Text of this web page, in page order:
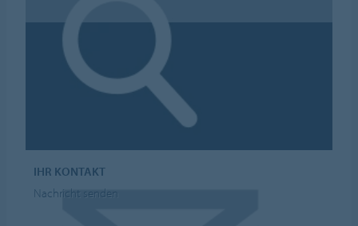
IHR KONTAKT
Nachricht senden